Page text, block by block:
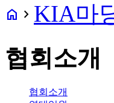
home navigate_next KIA마
협회소개
협회소개